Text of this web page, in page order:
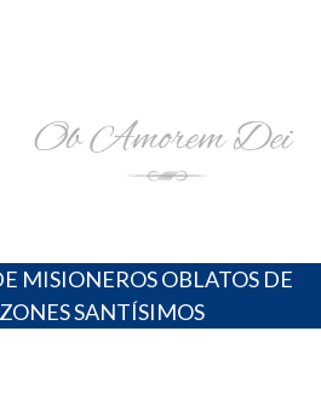
Advocaciones Marianas,
y más
MISIONEROS OBLATOS DE
SANTÍSIMOS